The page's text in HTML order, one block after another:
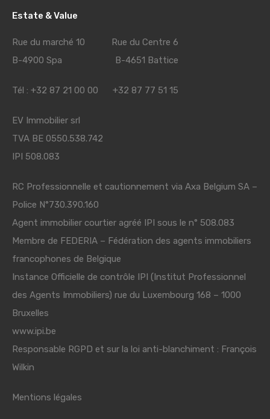
Estate & Value
Rue du marché 10 Rue du Centre 6
B-4900 Spa B-4651 Battice
Tél : +32 87 21 00 00 +32 87 77 51 15
EV Immobilier srl
TVA BE 0550.538.742
IPI 508.083
RC Professionnelle et cautionnement via Axa Belgium SA –
Police N°730.390.160
Agent immobilier courtier agréé IPI sous le n° 508.083
Membre de FEDERIA – Fédération des agents immobiliers
francophones de Belgique
Instance Officielle de contrôle IPI (Institut Professionnel
des Agents Immobiliers) rue du Luxembourg 168 – 1000
Bruxelles
www.ipi.be
Responsable RGPD et sur la loi anti-blanchiment : François
Wilkin
Mentions légales